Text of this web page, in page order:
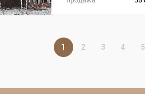
1 2 3 4 5